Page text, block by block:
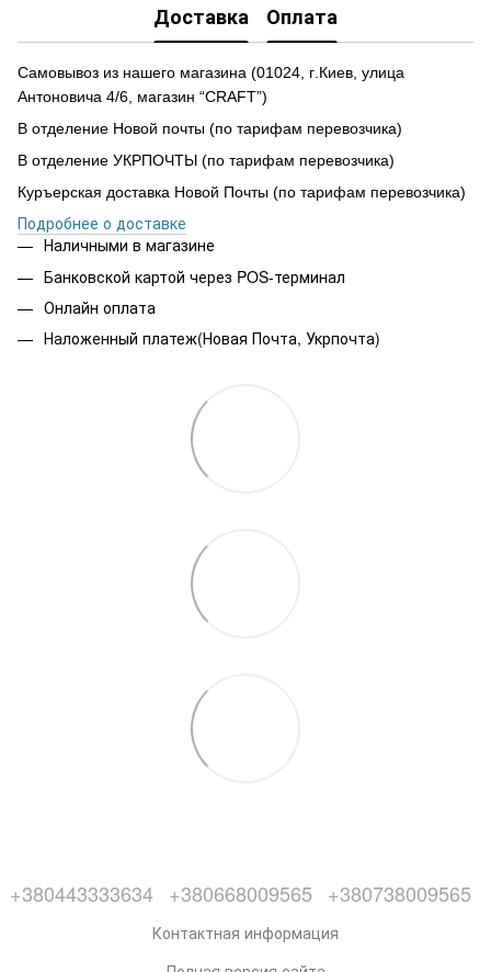
Доставка Оплата
Самовывоз из нашего магазина (01024, г .Киев, улица
Антоновича 4/6, магазин “CRAFT”)
В отделение Новой почты (по тарифам перевозчика)
В отделение УКРПОЧТЫ (по тарифам перевозчика)
Куръерская доставка Новой Почты (по тарифам перевозчика)
Подробнее о доставке
Наличными в магазине
Банковской картой через POS-терминал
Онлайн оплата
Наложенный платеж(Новая Почта, Укрпочта)
+380443333634 +380668009565 +380738009565
Контактная информация